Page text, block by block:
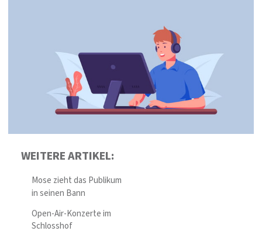
WEITERE ARTIKEL:
Mose zieht das Publikum
in seinen Bann
Open-Air-Konzerte im
Schlosshof